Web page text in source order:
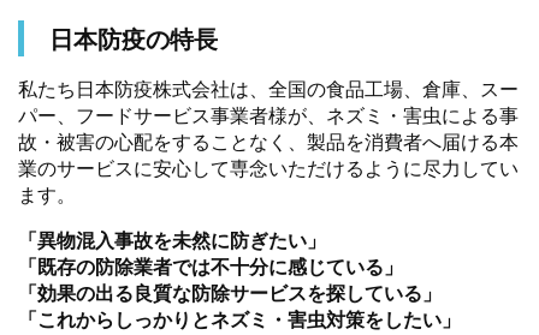
日本防疫の特長
私たち日本防疫株式会社は、全国の食品工場、倉庫、スー
パー、フードサービス事業者様が、ネズミ・害虫による事
故・被害の心配をすることなく、製品を消費者へ届ける本
業のサービスに安心して専念いただけるように尽力してい
ます。
「異物混入事故を未然に防ぎたい」
「既存の防除業者では不十分に感じている」
「効果の出る良質な防除サービスを探している」
「これからしっかりとネズミ・害虫対策をしたい」